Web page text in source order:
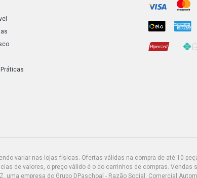
variar nas lojas físicas. Ofertas válidas na compra de até 10
de valores, o preço válido é o do carrinhos de compras.
uma empresa do Grupo DPaschoal - Razão Social: Comercial